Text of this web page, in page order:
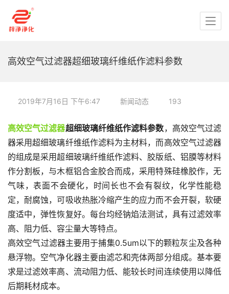
高效空气过滤器超细玻璃纤维纸作滤料参数
2019年7月16日 下午6:47 新闻动态 193
高效空气过滤器超细玻璃纤维纸作滤料参数，高效空气过滤
器采用超细玻璃纤维纸作滤料为主材料，而高效空气过滤器
的组成是采用超细玻璃纤维纸作滤料、胶版纸、铝膜等材料
作分割板，与木框铝合金胶合而成，采用特殊硅橡胶作，无
气味，表面不会硬化，时间长也不会有裂纹，化学性能稳
定，耐腐蚀，可吸收热胀冷缩产生的应力而不会开裂，软硬
度适中，弹性恢复好。每台均经钠焰法测试，具有过滤效率
高、阻力低、容尘量大等特点。
高效空气过滤器主要用于捕集0.5um以下的颗粒灰尘及各种
悬浮物。空气净化器主要由滤芯和壳体两部分组成。基本要
求是过滤效率高、流动阻力低、能较长时间连续使用以降低
后期耗材成本。